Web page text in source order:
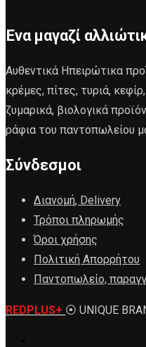
Ένα μαγαζί
Αυθεντικά Ηπειρώτικα
κρέμες, πίτες, τυριά,
ζυμαρικά, βιολογικά
ράφια του παντοπωλείου
Σύνδεσμοι
Διανομή, Delivery
Τρόποι πληρωμής
Όροι χρήσης
Πολιτική Απορρήτου
Παντοπωλείο,
REDPLUS+ ⦿ UNIQUE